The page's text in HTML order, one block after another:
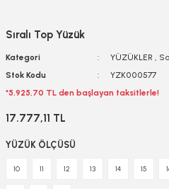
Sıralı Top Yüzük
Kategori YÜZÜKLER ,
Stok Kodu
YZK000577
*5.925,70 TL den başlayan taksitlerle!
17.777,11 TL
YÜZÜK ÖLÇÜSÜ
10 11 12 13 14 15